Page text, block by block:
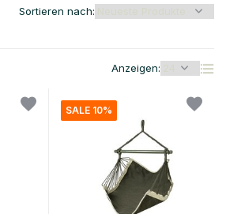
Anzeigen:
Sortieren nach:
SALE 10%